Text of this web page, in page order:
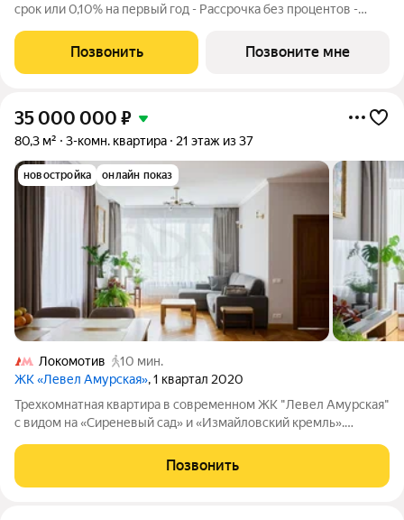
срок или 0,10% на первый год - Рассрочка без процентов -
Просторная 2-комнатная квартира. Общая площадь - 70.4 м2 на
7 этаже, без отделки.
Позвонить Позвоните мне
35 000 000 ₽
80,3 м² 3-комн. квартира 21 этаж из 37
новостройка онлайн показ
Локомотив
10 мин.
ЖК «Левел Амурская», 1 квартал 2020
Трехкомнатная квартира в современном ЖК "Левел Амурская"
с видом на «Сиреневый сад» и «Измайловский кремль».
изолированные комнаты, удачная планировка. В квартире
выполнен ремонт по
Позвонить